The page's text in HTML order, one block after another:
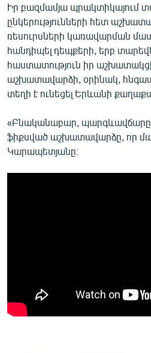
Իր բազմամյա պրակտիկայում
ընկերությունների հետ
ռեսուրսների կառավարման
հանդիպել դեպքերի, երբ
հաստատություն իր
աշխատավարձի, օրինակ,
տեղի է ունեցել Երևանի
«Բնականաբար, պարգևավճարը
ֆիքսված աշխատավարձը, որ
Կարապետյանը։